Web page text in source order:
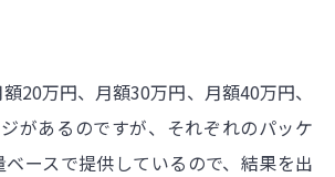
20万円、月額30万円、月額40万円、
があるのですが、それぞれのパッケ
ースで提供しているので、結果を出